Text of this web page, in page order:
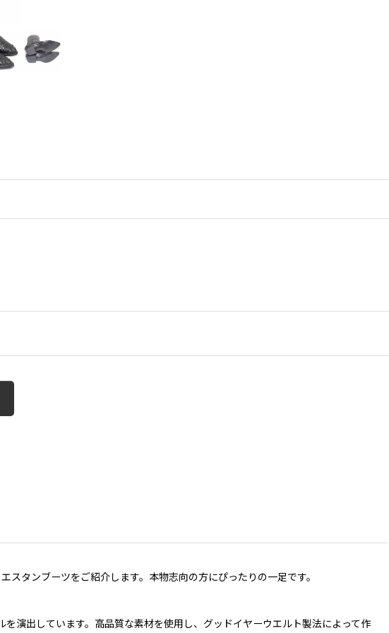
タンブーツをご紹介します。本物志向の方にぴったりの一足です。
演出しています。高品質な素材を使用し、グッドイヤーウエルト製法によって作